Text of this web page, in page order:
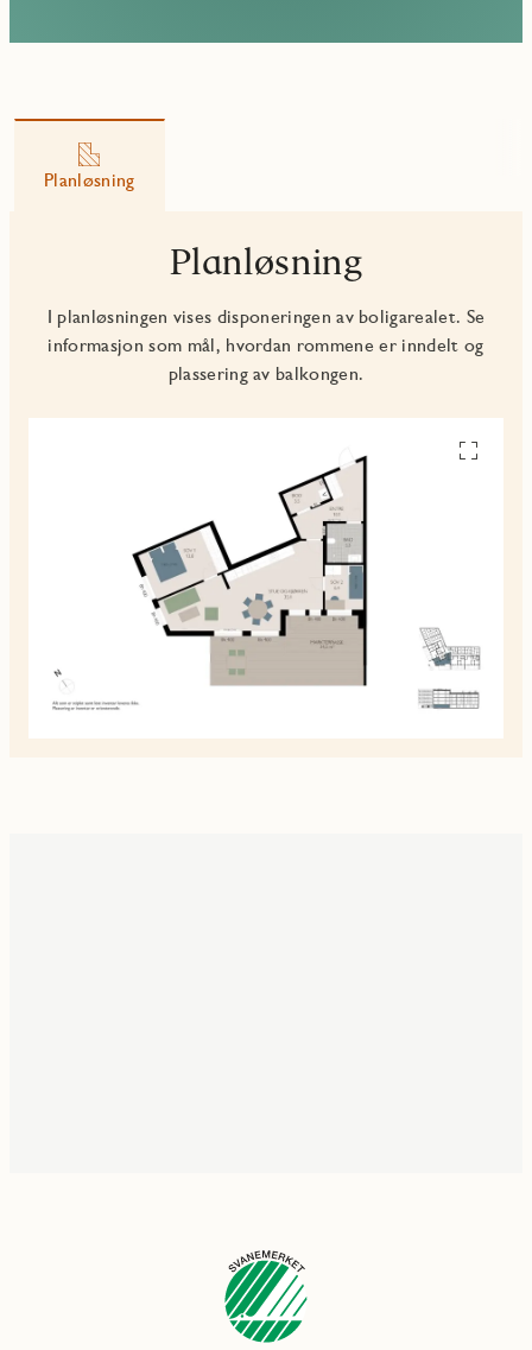
Planløsning
Planløsning
I planløsningen vises disponeringen av boligarealet. Se
informasjon som mål, hvordan rommene er inndelt og
plassering av balkongen.
Se